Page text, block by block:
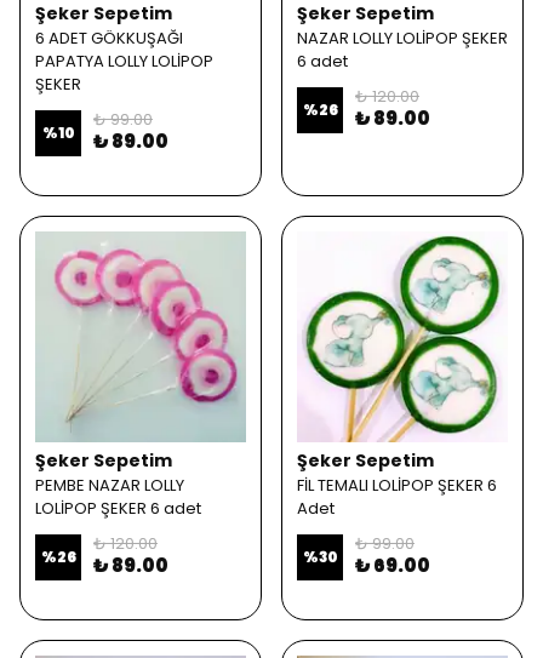
Şeker Sepetim
6 ADET GÖKKUŞAĞI
PAPATYA LOLLY LOLİPOP
ŞEKER
%10
₺ 99.00
₺ 89.00
Şeker Sepetim
NAZAR LOLLY LOLİPOP ŞEKER
6 adet
%26
₺ 120.00
₺ 89.00
Şeker Sepetim
PEMBE NAZAR LOLLY
LOLİPOP ŞEKER 6 adet
%26
₺ 120.00
₺ 89.00
Şeker Sepetim
FİL TEMALI LOLİPOP ŞEKER 6
Adet
%30
₺ 99.00
₺ 69.00